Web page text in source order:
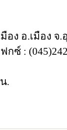
ง อ.เมือง จ
กซ์ :
.